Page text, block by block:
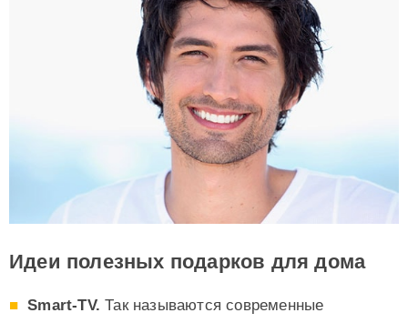
Идеи полезных подарков для дома
Smart-TV.Так называются современные